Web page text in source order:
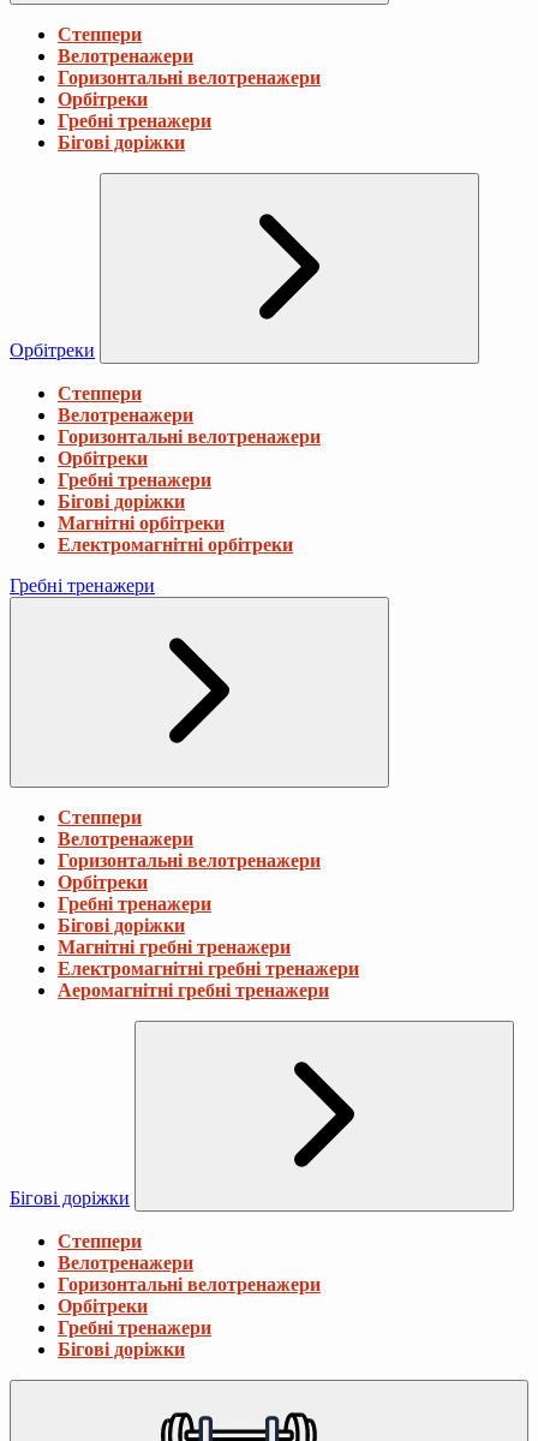
Степпери
Велотренажери
Горизонтальні велотренажери
Орбітреки
Гребні тренажери
Бігові доріжки
Орбітреки
Степпери
Велотренажери
Горизонтальні велотренажери
Орбітреки
Гребні тренажери
Бігові доріжки
Магнітні орбітреки
Електромагнітні орбітреки
Гребні тренажери
Степпери
Велотренажери
Горизонтальні велотренажери
Орбітреки
Гребні тренажери
Бігові доріжки
Магнітні гребні тренажери
Електромагнітні гребні тренажери
Аеромагнітні гребні тренажери
Бігові доріжки
Степпери
Велотренажери
Горизонтальні велотренажери
Орбітреки
Гребні тренажери
Бігові доріжки